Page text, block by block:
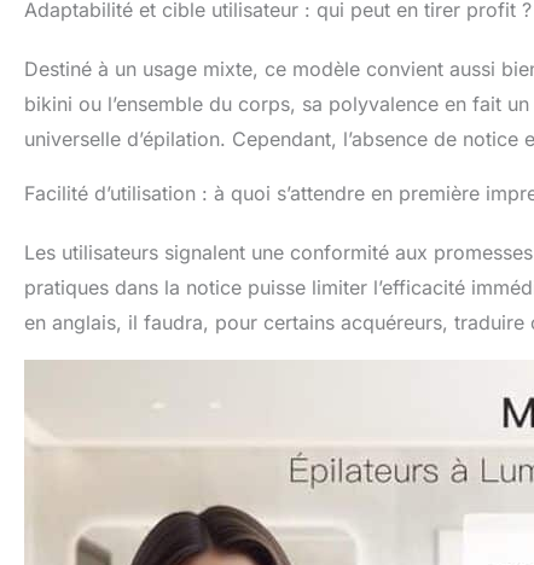
les petites
epilateur
lampe bikini,
lunettes de
d’utilisation,
Adaptabilité et cible utilisateur : qui peut en tirer profit ?
Destiné à un usage mixte, ce modèle convient aussi
bikini ou l’ensemble du corps, sa polyvalence en fait
universelle d’épilation. Cependant, l’absence de
Facilité d’utilisation : à quoi s’attendre en première
Les utilisateurs signalent une conformité aux
pratiques dans la notice puisse limiter l’efficacité
en anglais, il faudra, pour certains acquéreurs, traduire